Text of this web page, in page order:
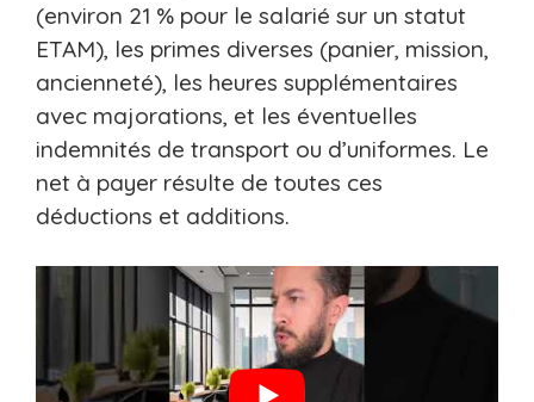
(environ 21 % pour le salarié sur un statut
ETAM), les primes diverses (panier, mission,
ancienneté), les heures supplémentaires
avec majorations, et les éventuelles
indemnités de transport ou d’uniformes. Le
net à payer résulte de toutes ces
déductions et additions.